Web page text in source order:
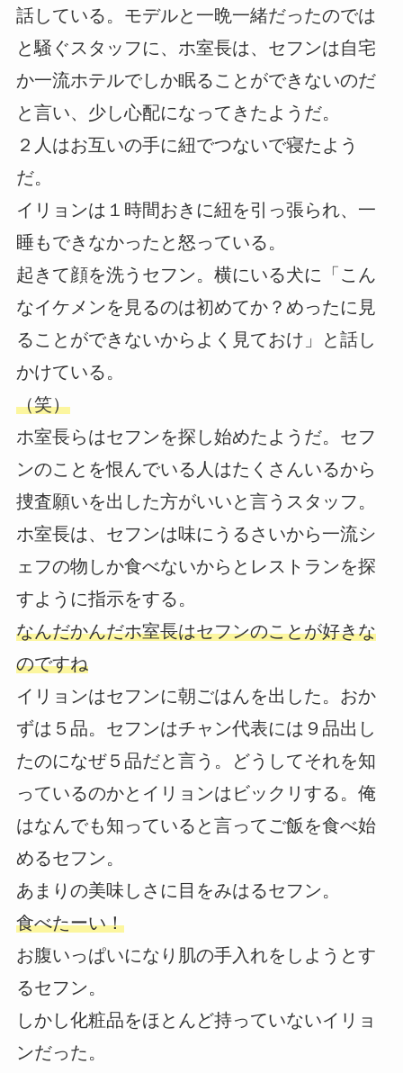
話している。モデルと一晩一緒だったのでは
と騒ぐスタッフに、ホ室長は、セフンは自宅
か一流ホテルでしか眠ることができないのだ
と言い、少し心配になってきたようだ。
２人はお互いの手に紐でつないで寝たよう
だ。
イリョンは１時間おきに紐を引っ張られ、一
睡もできなかったと怒っている。
起きて顔を洗うセフン。横にいる犬に「こん
なイケメンを見るのは初めてか？めったに見
ることができないからよく見ておけ」と話し
かけている。
（笑）
ホ室長らはセフンを探し始めたようだ。セフ
ンのことを恨んでいる人はたくさんいるから
捜査願いを出した方がいいと言うスタッフ。
ホ室長は、セフンは味にうるさいから一流シ
ェフの物しか食べないからとレストランを探
すように指示をする。
なんだかんだホ室長はセフンのことが好きな
のですね
イリョンはセフンに朝ごはんを出した。おか
ずは５品。セフンはチャン代表には９品出し
たのになぜ５品だと言う。どうしてそれを知
っているのかとイリョンはビックリする。俺
はなんでも知っていると言ってご飯を食べ始
めるセフン。
あまりの美味しさに目をみはるセフン。
食べたーい！
お腹いっぱいになり肌の手入れをしようとす
るセフン。
しかし化粧品をほとんど持っていないイリョ
ンだった。